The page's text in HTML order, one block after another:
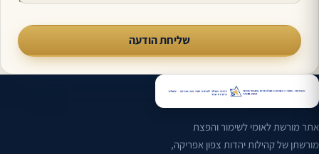
שליחת הודעה
אתר מורשת לאומי לשימור והפצת
מורשתן של קהילות יהדות צפון אפריקה,